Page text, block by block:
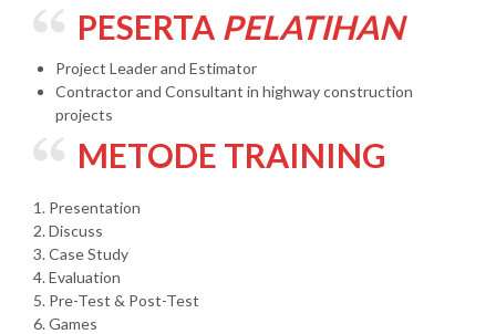
PESERTA PELATIHAN
Project Leader and Estimator
Contractor and Consultant in highway construction
projects
METODE TRAINING
1. Presentation
2. Discuss
3. Case Study
4. Evaluation
5. Pre-Test & Post-Test
6. Games